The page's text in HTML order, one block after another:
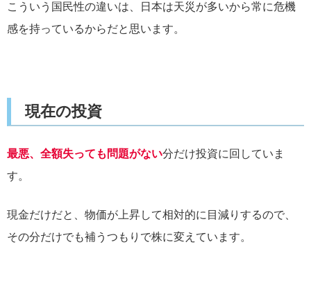
こういう国民性の違いは、日本は天災が多いから常に危機
感を持っているからだと思います。
現在の投資
最悪、全額失っても問題がない分だけ投資に回していま
す。
現金だけだと、物価が上昇して相対的に目減りするので、
その分だけでも補うつもりで株に変えています。